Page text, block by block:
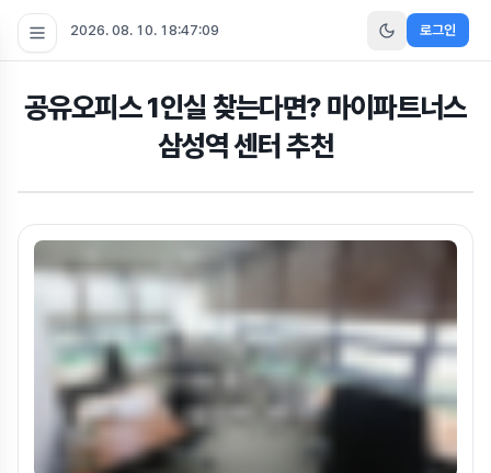
2026. 08. 10. 18:47:11 로그인
공유오피스 1인실 찾는다면? 마이파트너스
삼성역 센터 추천